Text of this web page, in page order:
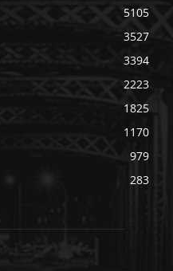
5105
3527
3394
2223
1825
1170
979
283